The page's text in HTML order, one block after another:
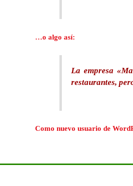
…o algo así:
La empresa
restaurantes,
Como nuevo usuario de